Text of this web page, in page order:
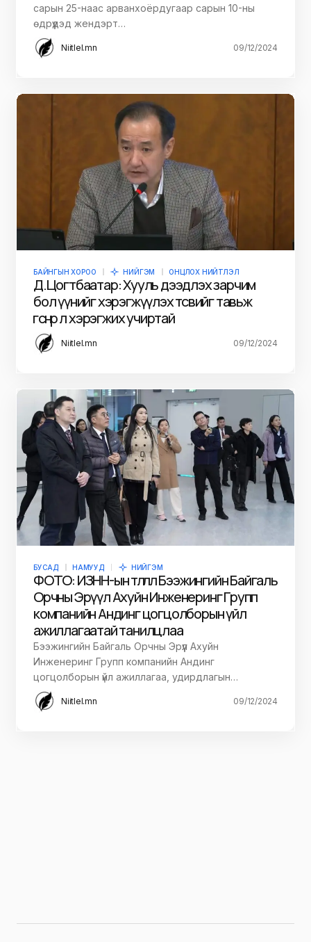
сарын 25-наас арванхоёрдугаар сарын 10-ны
өдрүүдэд жендэрт…
Niitlel.mn 09/12/2024
БАЙНГЫН ХОРОО НИЙГЭМ ОНЦЛОХ НИЙТЛЭЛ
Д.Цогтбаатар: Хууль дээдлэх зарчим
бол үүнийг хэрэгжүүлэх төсвийг тавьж
өгснөөр л хэрэгжих учиртай
Niitlel.mn 09/12/2024
БУСАД НАМУУД НИЙГЭМ
ФОТО: ИЗНН-ын төлөөлөл Бээжингийн Байгаль
Орчны Эрүүл Ахуйн Инженеринг Групп
компанийн Андинг цогцолборын үйл
ажиллагаатай танилцлаа
Бээжингийн Байгаль Орчны Эрүүл Ахуйн
Инженеринг Групп компанийн Андинг
цогцолборын үйл ажиллагаа, удирдлагын…
Niitlel.mn 09/12/2024